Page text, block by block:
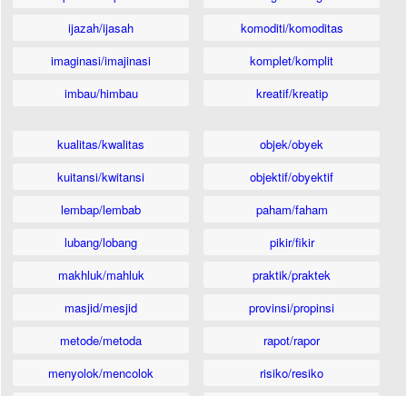
ijazah/ijasah
imaginasi/imajinasi
imbau/himbau
komoditi/komoditas
komplet/komplit
kreatif/kreatip
kualitas/kwalitas
kuitansi/kwitansi
lembap/lembab
lubang/lobang
makhluk/mahluk
masjid/mesjid
metode/metoda
menyolok/mencolok
objek/obyek
objektif/obyektif
paham/faham
pikir/fikir
praktik/praktek
provinsi/propinsi
rapot/rapor
risiko/resiko